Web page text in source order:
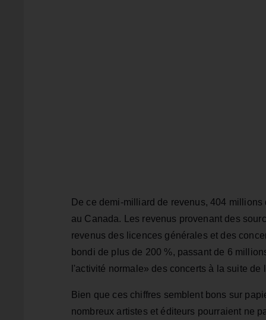
De ce demi-milliard de revenus, 404
au Canada. Les revenus provenant des
revenus des licences générales et des
bondi de plus de 200 %, passant de 6
l'activité normale» des concerts à la suite
Bien que ces chiffres semblent bons sur
nombreux artistes et éditeurs pourraient ne